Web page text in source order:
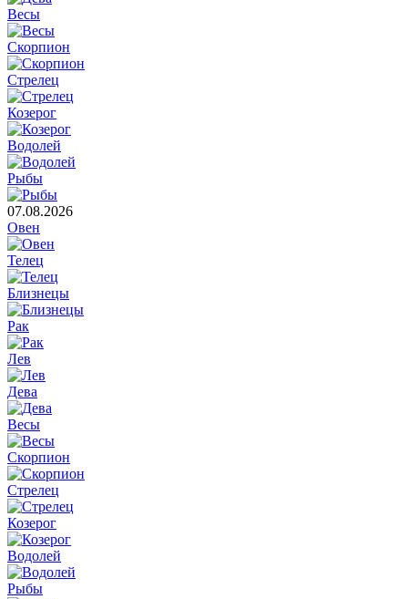
Весы
Скорпион
Стрелец
Козерог
Водолей
Рыбы
07.08.2026
Овен
Телец
Близнецы
Рак
Лев
Дева
Весы
Скорпион
Стрелец
Козерог
Водолей
Рыбы